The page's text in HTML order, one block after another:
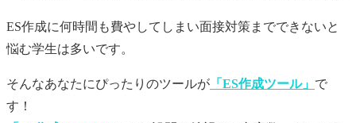
ES作成に何時間も費やしてしまい面接対策までできないと
悩む学生は多いです。
そんなあなたにぴったりのツールが 「ES作成ツール」 で
す！